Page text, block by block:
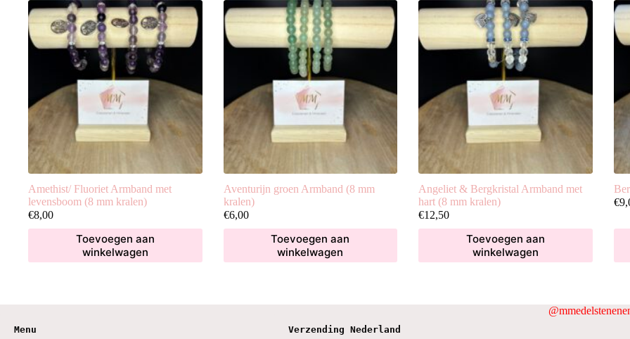
Amethist/ Fluoriet Armband met
levensboom (8 mm kralen)
€8,00
Toevoegen aan
winkelwagen
Aventurijn groen Armband (8 mm
kralen)
€6,00
Toevoegen aan
winkelwagen
Angeliet & Bergkristal Armband met
hart (8 mm kralen)
€12,50
Toevoegen aan
winkelwagen
€
Menu Verzending Nederland